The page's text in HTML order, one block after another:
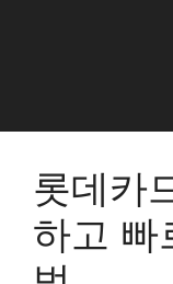
롯데카
하고 빠